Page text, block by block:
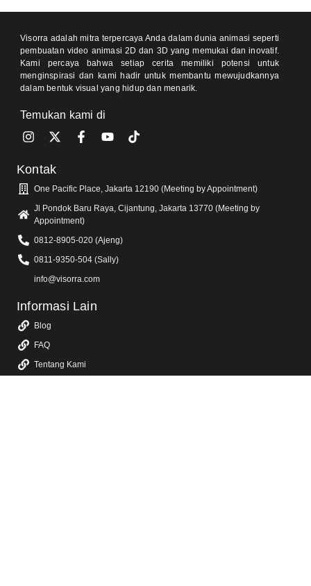
Visorra adalah mitra terpercaya Anda dalam dunia animasi seperti
pembuatan video animasi 2D dan 3D yang memukai dan inovatif.
Kami percaya bahwa setiap cerita memiliki potensi untuk
menginspirasi dan kami hadir untuk membantu mewujudkannya
dalam bentuk visual yang hidup dan menarik.
Temukan kami di
Kontak
One Pacific Place, Jakarta 12190 (Meeting by Appointment)
Jl Pondok Baru Raya, Cijantung, Jakarta 13770 (Meeting by
Appointment)
0812-8905-020 (Ajeng)
0811-9350-504 (Sally)
info@visorra.com
Informasi Lain
Blog
FAQ
Tentang Kami